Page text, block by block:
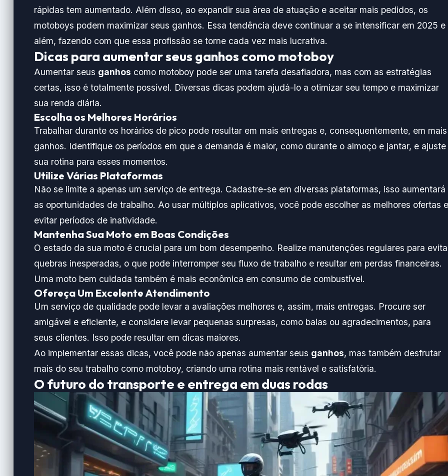
rápidas tem aumentado. Além disso, ao expandir sua área de atuação e aceitar mais pedidos, os
motoboys podem maximizar seus ganhos. Essa tendência deve continuar a se intensificar em 2025 e
além, fazendo com que essa profissão se torne cada vez mais lucrativa.
Dicas para aumentar seus ganhos como motoboy
Aumentar seus ganhos como motoboy pode ser uma tarefa desafiadora, mas com as estratégias
certas, isso é totalmente possível. Diversas dicas podem ajudá-lo a otimizar seu tempo e maximizar
sua renda diária.
Escolha os Melhores Horários
Trabalhar durante os horários de pico pode resultar em mais entregas e, consequentemente, em mais
ganhos. Identifique os períodos em que a demanda é maior, como durante o almoço e jantar, e ajuste
sua rotina para esses momentos.
Utilize Várias Plataformas
Não se limite a apenas um serviço de entrega. Cadastre-se em diversas plataformas, isso aumentará
as oportunidades de trabalho. Ao usar múltiplos aplicativos, você pode escolher as melhores ofertas e
evitar períodos de inatividade.
Mantenha Sua Moto em Boas Condições
O estado da sua moto é crucial para um bom desempenho. Realize manutenções regulares para
quebras inesperadas, o que pode interromper seu fluxo de trabalho e resultar em perdas financeiras.
Uma moto bem cuidada também é mais econômica em consumo de combustível.
Ofereça Um Excelente Atendimento
Um serviço de qualidade pode levar a avaliações melhores e, assim, mais entregas. Procure ser
amigável e eficiente, e considere levar pequenas surpresas, como balas ou agradecimentos, para
seus clientes. Isso pode resultar em dicas maiores.
Ao implementar essas dicas, você pode não apenas aumentar seus ganhos, mas também desfrutar
mais do seu trabalho como motoboy, criando uma rotina mais rentável e satisfatória.
O futuro do transporte e entrega em duas rodas